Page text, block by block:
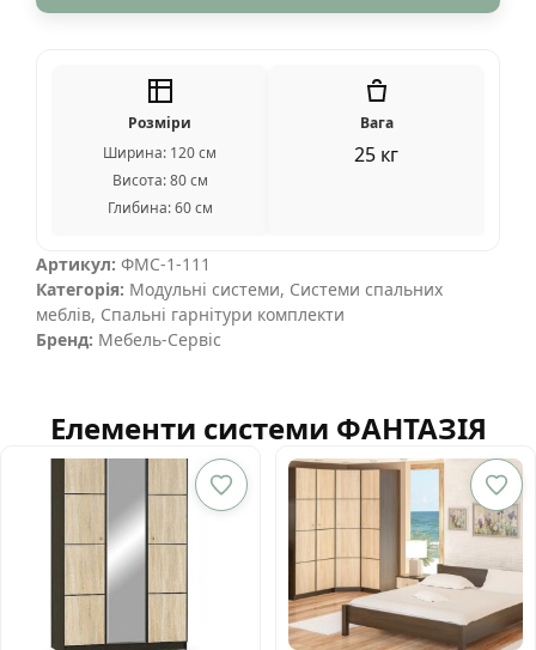
Розміри
Ширина: 120 см
Висота: 80 см
Глибина: 60 см
Вага
25 кг
Артикул: ФМС-1-111
Категорія: Модульні системи, Системи спальних
меблів, Спальні гарнітури комплекти
Бренд: Мебель-Сервіс
Елементи системи ФАНТАЗІЯ